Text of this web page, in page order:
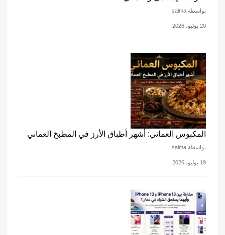
بواسطة salma
20 يوليو، 2026
المكبوس العماني: أشهر أطباق الأرز في المطبخ العماني
بواسطة salma
19 يوليو، 2026